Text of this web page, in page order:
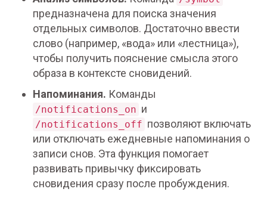
предназначена для поиска значения
отдельных символов. Достаточно ввести
слово (например, «вода» или «лестница»),
чтобы получить пояснение смысла этого
образа в контексте сновидений.
Напоминания. Команды
/notifications_on и
/notifications_off позволяют включать
или отключать ежедневные напоминания о
записи снов. Эта функция помогает
развивать привычку фиксировать
сновидения сразу после пробуждения.